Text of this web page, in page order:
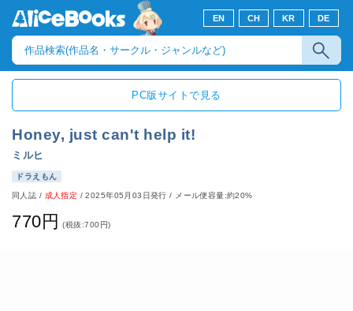
EN CH KR DE
PC版サイトで見る
Honey, just can't help it!
ミルヒ
ドラえもん
同人誌 / 成人指定 /2025年05月03日発行 / メール便容量:約20%
770円 (税抜:700円)